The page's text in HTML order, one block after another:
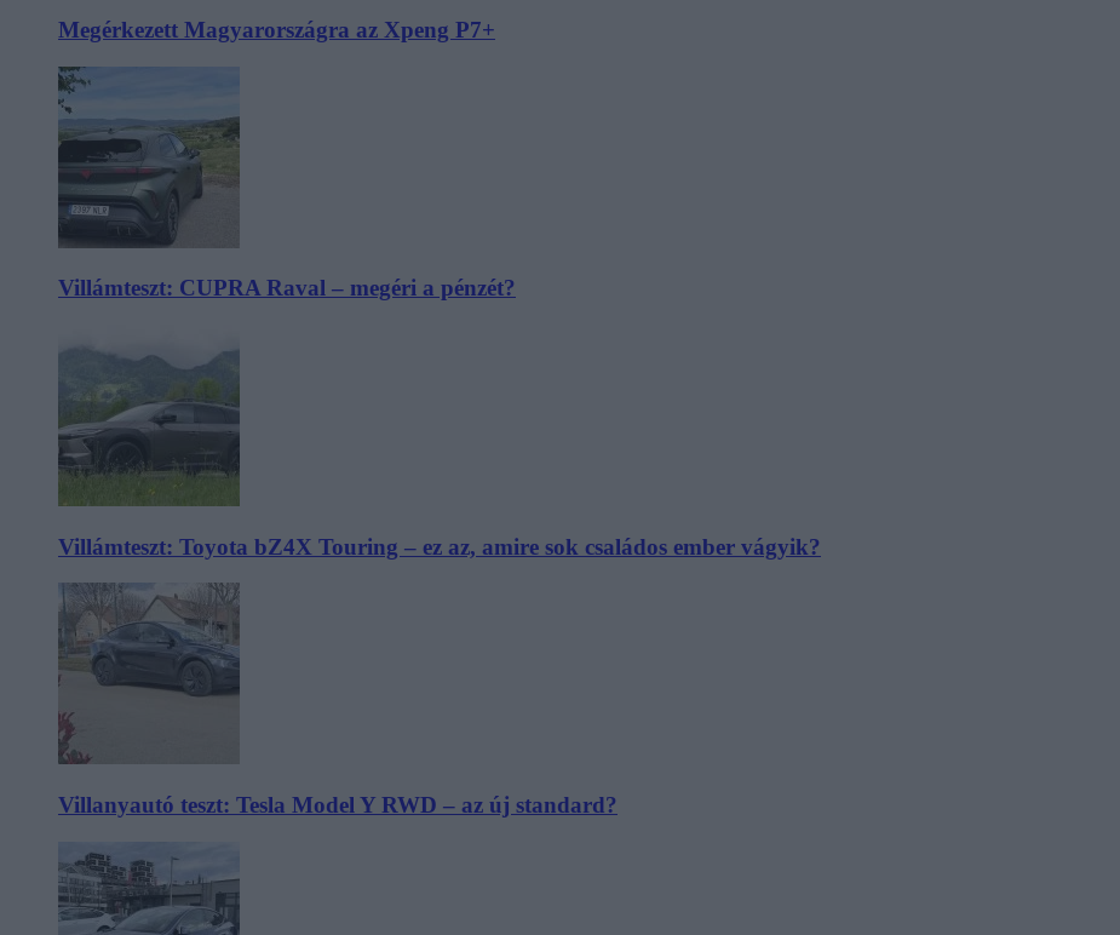
Megérkezett Magyarországra az Xpeng P7+
Villámteszt: CUPRA Raval – megéri a pénzét?
Villámteszt: Toyota bZ4X Touring – ez az, amire sok családos ember vágyik?
Villanyautó teszt: Tesla Model Y RWD – az új standard?